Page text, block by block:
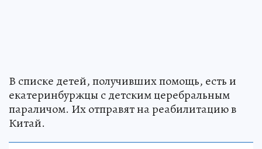
В списке детей, получивших помощь, есть и
екатеринбуржцы с детским церебральным
параличом. Их отправят на реабилитацию в
Китай.